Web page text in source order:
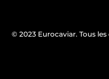
© 2023 Eurocaviar. Tous